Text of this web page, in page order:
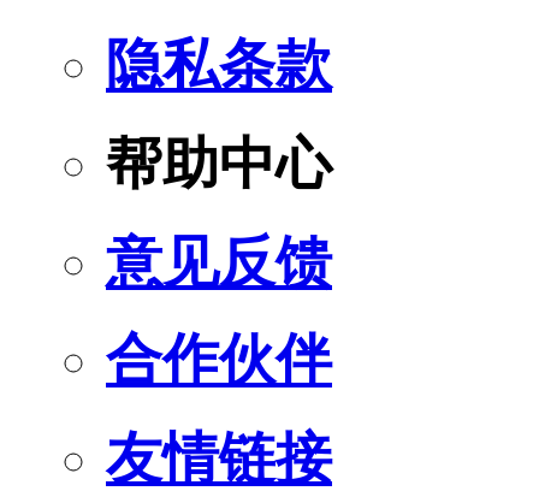
隐私条款
帮助中心
意见反馈
合作伙伴
友情链接